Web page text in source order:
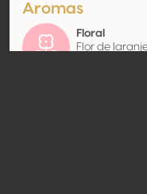
Aromas
Floral
Flor de